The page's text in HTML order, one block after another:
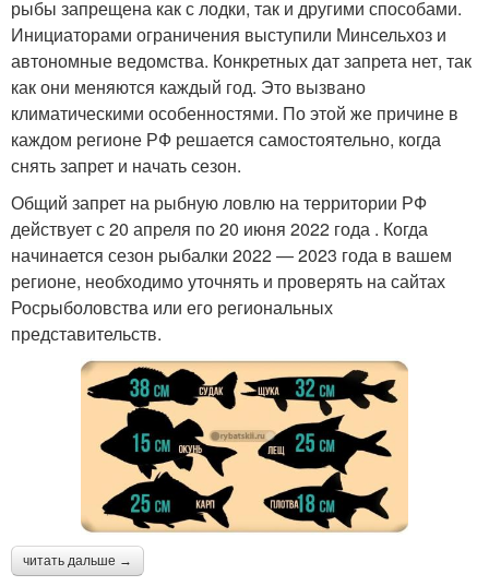
рыбы запрещена как с лодки, так и другими способами.
Инициаторами ограничения выступили Минсельхоз и
автономные ведомства. Конкретных дат запрета нет, так
как они меняются каждый год. Это вызвано
климатическими особенностями. По этой же причине в
каждом регионе РФ решается самостоятельно, когда
снять запрет и начать сезон.
Общий запрет на рыбную ловлю на территории РФ
действует с 20 апреля по 20 июня 2022 года . Когда
начинается сезон рыбалки 2022 — 2023 года в вашем
регионе, необходимо уточнять и проверять на сайтах
Росрыболовства или его региональных
представительств.
читать дальше →